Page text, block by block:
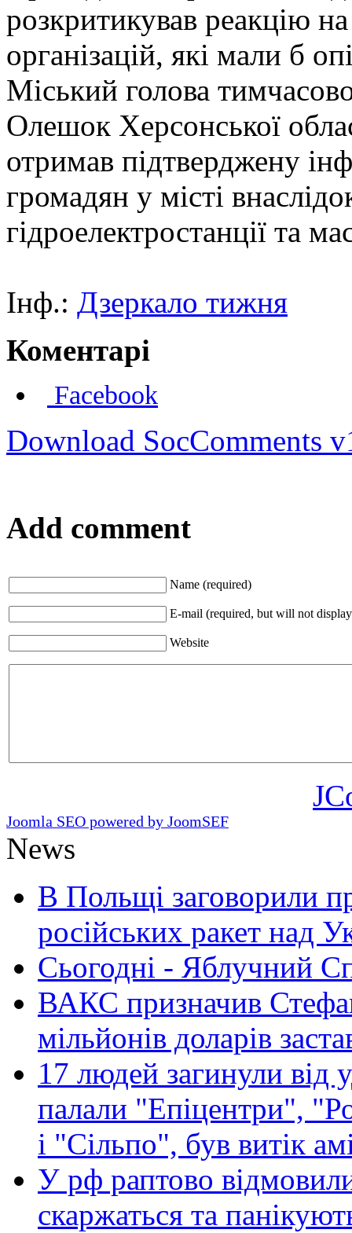
розкритикував реакцію
організацій, які мали б
Міський голова
Олешок Херсонської
отримав підтверджену
громадян у місті
гідроелектростанції та
Інф.: Дзеркало тижня
Коментарі
Facebook
Download SocComments
Add comment
Name (required)
E-mail (required, but will not
Website
Joomla SEO powered by JoomSEF
News
В Польщі заговорили
російських ракет над
Сьогодні - Яблучний
ВАКС призначив
мільйонів доларів
17 людей загинули від
палали "Епіцентри",
і "Сільпо", був витік
У рф раптово
скаржаться та